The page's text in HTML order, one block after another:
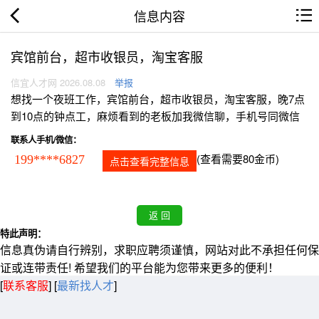
信息内容
宾馆前台，超市收银员，淘宝客服
信宜人才网 2026.08.08 举报
想找一个夜班工作，宾馆前台，超市收银员，淘宝客服，晚7点
到10点的钟点工，麻烦看到的老板加我微信聊，手机号同微信
联系人手机/微信：
199****6827 点击查看完整信息 (查看需要80金币)
特此声明：
信息真伪请自行辨别，求职应聘须谨慎，网站对此不承担任何保
证或连带责任! 希望我们的平台能为您带来更多的便利！
[联系客服] [最新找人才]